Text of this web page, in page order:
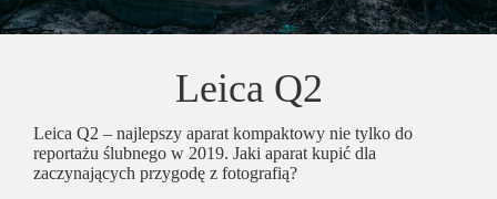
Leica Q2
Leica Q2 – najlepszy aparat kompaktowy nie tylko do
reportażu ślubnego w 2019. Jaki aparat kupić dla
zaczynających przygodę z fotografią?